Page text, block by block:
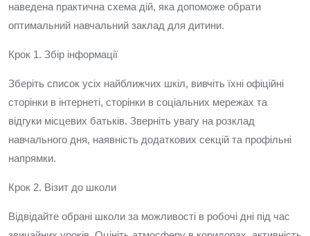
наведена практична схема дій, яка допоможе обрати
оптимальний навчальний заклад для дитини.
Крок 1. Збір інформації
Зберіть список усіх найближчих шкіл, вивчіть їхні офіційні
сторінки в інтернеті, сторінки в соціальних мережах та
відгуки місцевих батьків. Зверніть увагу на розклад
навчального дня, наявність додаткових секцій та профільні
напрямки.
Крок 2. Візит до школи
Відвідайте обрані школи за можливості в робочі дні під час